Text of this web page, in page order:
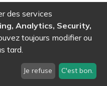
(3639)
des services
Analytics, Security,
toujours modifier ou
tard.
Je refuse C'est bon.